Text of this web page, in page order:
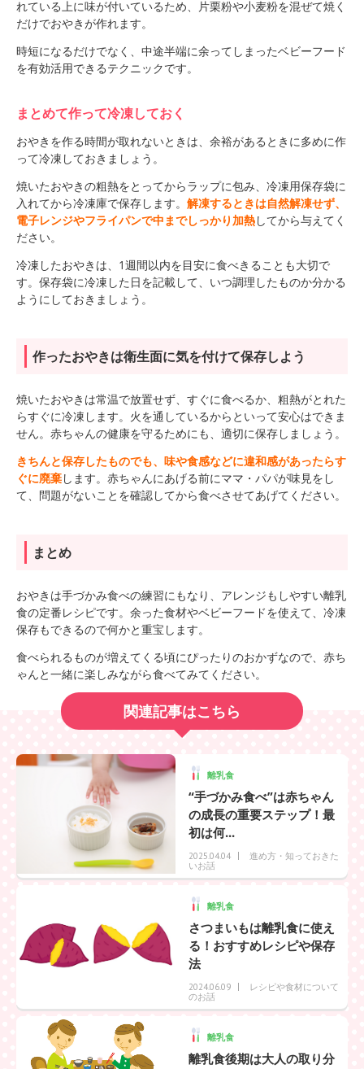
れている上に味が付いているため、片栗粉や小麦粉を混ぜて焼く
だけでおやきが作れます。
時短になるだけでなく、中途半端に余ってしまったベビーフード
を有効活用できるテクニックです。
まとめて作って冷凍しておく
おやきを作る時間が取れないときは、余裕があるときに多めに作
って冷凍しておきましょう。
焼いたおやきの粗熱をとってからラップに包み、冷凍用保存袋に
入れてから冷凍庫で保存します。 解凍するときは自然解凍せず、
電子レンジやフライパンで中までしっかり加熱してから与えてく
ださい。
冷凍したおやきは、1週間以内を目安に食べきることも大切で
す。保存袋に冷凍した日を記載して、いつ調理したものか分かる
ようにしておきましょう。
作ったおやきは衛生面に気を付けて保存しよう
焼いたおやきは常温で放置せず、すぐに食べるか、粗熱がとれた
らすぐに冷凍します。火を通しているからといって安心はできま
せん。赤ちゃんの健康を守るためにも、適切に保存しましょう。
きちんと保存したものでも、味や食感などに違和感があったらす
ぐに廃棄します。赤ちゃんにあげる前にママ・パパが味見をし
て、問題がないことを確認してから食べさせてあげてください。
まとめ
おやきは手づかみ食べの練習にもなり、アレンジもしやすい離乳
食の定番レシピです。余った食材やベビーフードを使えて、冷凍
保存もできるので何かと重宝します。
食べられるものが増えてくる頃にぴったりのおかずなので、赤ち
ゃんと一緒に楽しみながら食べてみてください。
関連記事はこちら
離乳食
“手づかみ食べ”は赤ちゃん
の成長の重要ステップ！最
初は何...
2025.04.04
進め方・知っておきた
いお話
離乳食
さつまいもは離乳食に使え
る！おすすめレシピや保存
法
2024.06.09
レシピや食材について
のお話
離乳食
離乳食後期は大人の取り分